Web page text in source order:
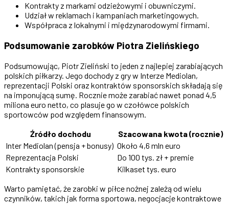
Kontrakty z markami odzieżowymi i obuwniczymi.
Udział w reklamach i kampaniach marketingowych.
Współpraca z lokalnymi i międzynarodowymi firmami.
Podsumowanie zarobków Piotra Zielińskiego
Podsumowując, Piotr Zieliński to jeden z najlepiej zarabiających
polskich piłkarzy. Jego dochody z gry w Interze Mediolan,
reprezentacji Polski oraz kontraktów sponsorskich składają się
na imponującą sumę. Rocznie może zarabiać nawet ponad 4,5
miliona euro netto, co plasuje go w czołówce polskich
sportowców pod względem finansowym.
Źródło dochodu
Szacowana kwota (rocznie)
Inter Mediolan (pensja + bonusy) Około 4,6 mln euro
Reprezentacja Polski
Do 100 tys. zł + premie
Kontrakty sponsorskie
Kilkaset tys. euro
Warto pamiętać, że zarobki w piłce nożnej zależą od wielu
czynników, takich jak forma sportowa, negocjacje kontraktowe